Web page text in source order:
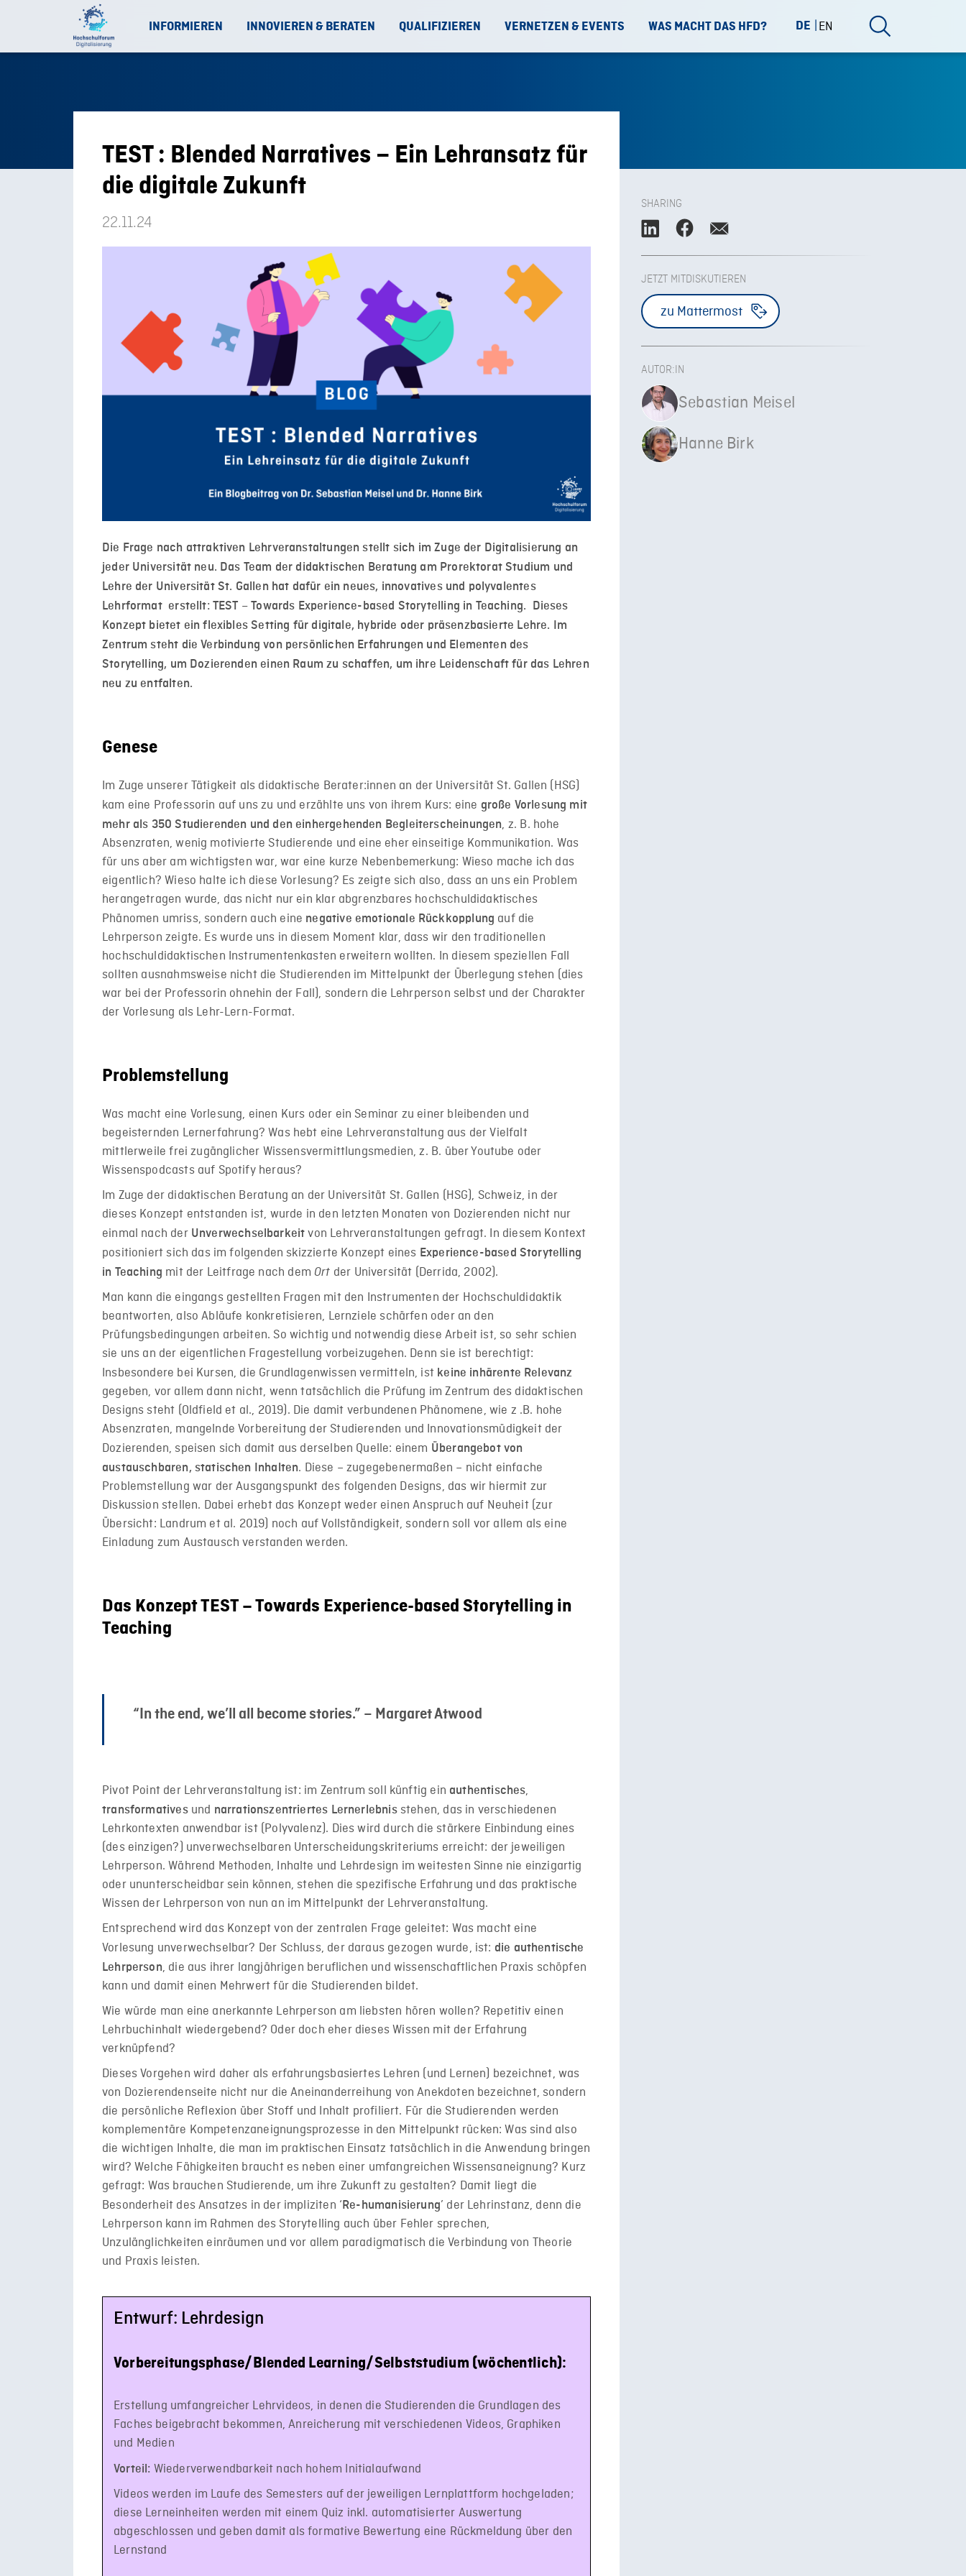
INFORMIEREN INNOVIEREN & BERATEN QUALIFIZIEREN VERNETZEN & EVENTS WAS MACHT DAS HFD? DE EN
TEST : Blended Narratives – Ein Lehransatz für
die digitale Zukunft
22.11.24
Die Frage nach attraktiven Lehrveranstaltungen stellt sich im Zuge der Digitalisierung an
jeder Universität neu. Das Team der didaktischen Beratung am Prorektorat Studium und
Lehre der Universität St. Gallen hat dafür ein neues, innovatives und polyvalentes
Lehrformat erstellt: TEST – Towards Experience-based Storytelling in Teaching. Dieses
Konzept bietet ein flexibles Setting für digitale, hybride oder präsenzbasierte Lehre. Im
Zentrum steht die Verbindung von persönlichen Erfahrungen und Elementen des
Storytelling, um Dozierenden einen Raum zu schaffen, um ihre Leidenschaft für das Lehren
neu zu entfalten.
Genese
Im Zuge unserer Tätigkeit als didaktische Berater:innen an der Universität St. Gallen (HSG)
kam eine Professorin auf uns zu und erzählte uns von ihrem Kurs: eine große Vorlesung mit
mehr als 350 Studierenden und den einhergehenden Begleiterscheinungen, z. B. hohe
Absenzraten, wenig motivierte Studierende und eine eher einseitige Kommunikation. Was
für uns aber am wichtigsten war, war eine kurze Nebenbemerkung: Wieso mache ich das
eigentlich? Wieso halte ich diese Vorlesung? Es zeigte sich also, dass an uns ein Problem
herangetragen wurde, das nicht nur ein klar abgrenzbares hochschuldidaktisches
Phänomen umriss, sondern auch eine negative emotionale Rückkopplung auf die
Lehrperson zeigte. Es wurde uns in diesem Moment klar, dass wir den traditionellen
hochschuldidaktischen Instrumentenkasten erweitern wollten. In diesem speziellen Fall
sollten ausnahmsweise nicht die Studierenden im Mittelpunkt der Überlegung stehen (dies
war bei der Professorin ohnehin der Fall), sondern die Lehrperson selbst und der Charakter
der Vorlesung als Lehr-Lern-Format.
Problemstellung
Was macht eine Vorlesung, einen Kurs oder ein Seminar zu einer bleibenden und
begeisternden Lernerfahrung? Was hebt eine Lehrveranstaltung aus der Vielfalt
mittlerweile frei zugänglicher Wissensvermittlungsmedien, z. B. über Youtube oder
Wissenspodcasts auf Spotify heraus?
Im Zuge der didaktischen Beratung an der Universität St. Gallen (HSG), Schweiz, in der
dieses Konzept entstanden ist, wurde in den letzten Monaten von Dozierenden nicht nur
einmal nach der Unverwechselbarkeit von Lehrveranstaltungen gefragt. In diesem Kontext
positioniert sich das im folgenden skizzierte Konzept eines Experience-based Storytelling
in Teaching mit der Leitfrage nach dem Ort der Universität (Derrida, 2002).
Man kann die eingangs gestellten Fragen mit den Instrumenten der Hochschuldidaktik
beantworten, also Abläufe konkretisieren, Lernziele schärfen oder an den
Prüfungsbedingungen arbeiten. So wichtig und notwendig diese Arbeit ist, so sehr schien
sie uns an der eigentlichen Fragestellung vorbeizugehen. Denn sie ist berechtigt:
Insbesondere bei Kursen, die Grundlagenwissen vermitteln, ist keine inhärente Relevanz
gegeben, vor allem dann nicht, wenn tatsächlich die Prüfung im Zentrum des didaktischen
Designs steht (Oldfield et al., 2019). Die damit verbundenen Phänomene, wie z .B. hohe
Absenzraten, mangelnde Vorbereitung der Studierenden und Innovationsmüdigkeit der
Dozierenden, speisen sich damit aus derselben Quelle: einem Überangebot von
austauschbaren, statischen Inhalten. Diese – zugegebenermaßen – nicht einfache
Problemstellung war der Ausgangspunkt des folgenden Designs, das wir hiermit zur
Diskussion stellen. Dabei erhebt das Konzept weder einen Anspruch auf Neuheit (zur
Übersicht: Landrum et al. 2019) noch auf Vollständigkeit, sondern soll vor allem als eine
Einladung zum Austausch verstanden werden.
Das Konzept TEST – Towards Experience-based Storytelling in
Teaching
“In the end, we’ll all become stories.” – Margaret Atwood
Pivot Point der Lehrveranstaltung ist: im Zentrum soll künftig ein authentisches,
transformativesund narrationszentriertes Lernerlebnisstehen, das in verschiedenen
Lehrkontexten anwendbar ist (Polyvalenz). Dies wird durch die stärkere Einbindung eines
(des einzigen?) unverwechselbaren Unterscheidungskriteriums erreicht: der jeweiligen
Lehrperson. Während Methoden, Inhalte und Lehrdesign im weitesten Sinne nie einzigartig
oder ununterscheidbar sein können, stehen die spezifische Erfahrung und das praktische
Wissen der Lehrperson von nun an im Mittelpunkt der Lehrveranstaltung.
Entsprechend wird das Konzept von der zentralen Frage geleitet: Was macht eine
Vorlesung unverwechselbar? Der Schluss, der daraus gezogen wurde, ist: die authentische
Lehrperson, die aus ihrer langjährigen beruflichen und wissenschaftlichen Praxis schöpfen
kann und damit einen Mehrwert für die Studierenden bildet.
Wie würde man eine anerkannte Lehrperson am liebsten hören wollen? Repetitiv einen
Lehrbuchinhalt wiedergebend? Oder doch eher dieses Wissen mit der Erfahrung
verknüpfend?
Dieses Vorgehen wird daher als erfahrungsbasiertes Lehren (und Lernen) bezeichnet, was
von Dozierendenseite nicht nur die Aneinanderreihung von Anekdoten bezeichnet, sondern
die persönliche Reflexion über Stoff und Inhalt profiliert. Für die Studierenden werden
komplementäre Kompetenzaneignungsprozesse in den Mittelpunkt rücken: Was sind also
die wichtigen Inhalte, die man im praktischen Einsatz tatsächlich in die Anwendung bringen
wird? Welche Fähigkeiten braucht es neben einer umfangreichen Wissensaneignung? Kurz
gefragt: Was brauchen Studierende, um ihre Zukunft zu gestalten? Damit liegt die
Besonderheit des Ansatzes in der impliziten ‘ Re-humanisierung’ der Lehrinstanz, denn die
Lehrperson kann im Rahmen des Storytelling auch über Fehler sprechen,
Unzulänglichkeiten einräumen und vor allem paradigmatisch die Verbindung von Theorie
und Praxis leisten.
Entwurf: Lehrdesign
Vorbereitungsphase/Blended Learning/Selbststudium (wöchentlich):
Erstellung umfangreicher Lehrvideos, in denen die Studierenden die Grundlagen des
Faches beigebracht bekommen, Anreicherung mit verschiedenen Videos, Graphiken
und Medien
Vorteil: Wiederverwendbarkeit nach hohem Initialaufwand
Videos werden im Laufe des Semesters auf der jeweiligen Lernplattform hochgeladen;
diese Lerneinheiten werden mit einem Quiz inkl. automatisierter Auswertung
abgeschlossen und geben damit als formative Bewertung eine Rückmeldung über den
Lernstand
SHARING
JETZT MITDISKUTIEREN
zu Mattermost
AUTOR:IN
Sebastian Meisel
Hanne Birk